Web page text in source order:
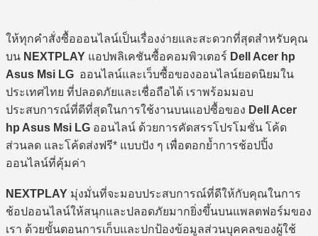
ให้ทุกคำสั่งซื้อออนไลน์เป็นเรื่องง่ายและสะดวกที่สุดสำหรับคุณ
บน NEXTPLAY แอปพลิเคชันซื้อคอมพิวเตอร์ Dell Acer hp
Asus Msi LG ออนไลน์และเว็บซื้อของออนไลน์ยอดนิยมใน
ประเทศไทย ที่ปลอดภัยและเชื่อถือได้ เราพร้อมมอบ
ประสบการณ์ที่ดีที่สุดในการใช้งานบนแอปซื้อของ Dell Acer
hp Asus Msi LG ออนไลน์ ด้วยการคัดสรรโปรโมชั่น โค้ด
ส่วนลด และโค้ดส่งฟรี* แบบปัง ๆ เพื่อตอกย้ำการช้อปปิ้ง
ออนไลน์ที่คุ้มค่า
NEXTPLAY มุ่งมั่นที่จะมอบประสบการณ์ที่ดีให้กับคุณในการ
ช้อปออนไลน์ให้สนุกและปลอดภัยมากยิ่งขึ้นบนแพลตฟอร์มของ
เรา ด้วยขั้นตอนการเก็บและปกป้องข้อมูลส่วนบุคคลของผู้ใช้